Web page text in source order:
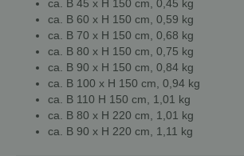
ca. B 45 x H 150 cm, 0,45 kg
ca. B 60 x H 150 cm, 0,59 kg
ca. B 70 x H 150 cm, 0,68 kg
ca. B 80 x H 150 cm, 0,75 kg
ca. B 90 x H 150 cm, 0,84 kg
ca. B 100 x H 150 cm, 0,94 kg
ca. B 110 H 150 cm, 1,01 kg
ca. B 80 x H 220 cm, 1,01 kg
ca. B 90 x H 220 cm, 1,11 kg